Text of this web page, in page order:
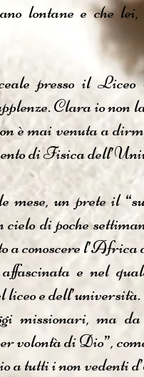
lontane e che
presso il
Clara io non
è mai venuta a
di Fisica
mese, un prete il
di poche
a conoscere
e nel
liceo e dell’università.
missionari, ma da
volontà di Dio”,
a tutti i non vedenti